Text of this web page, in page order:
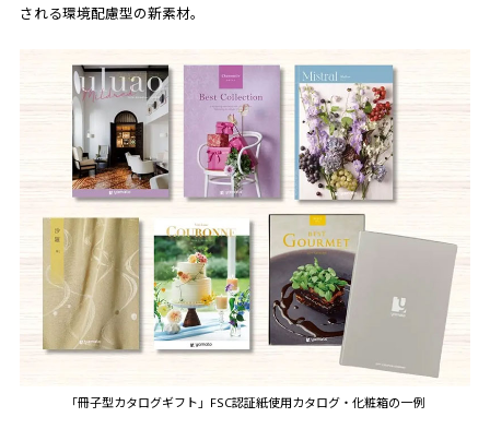
される環境配慮型の新素材。
「冊子型カタログギフト」FSC認証紙使用カタログ・化粧箱の一例